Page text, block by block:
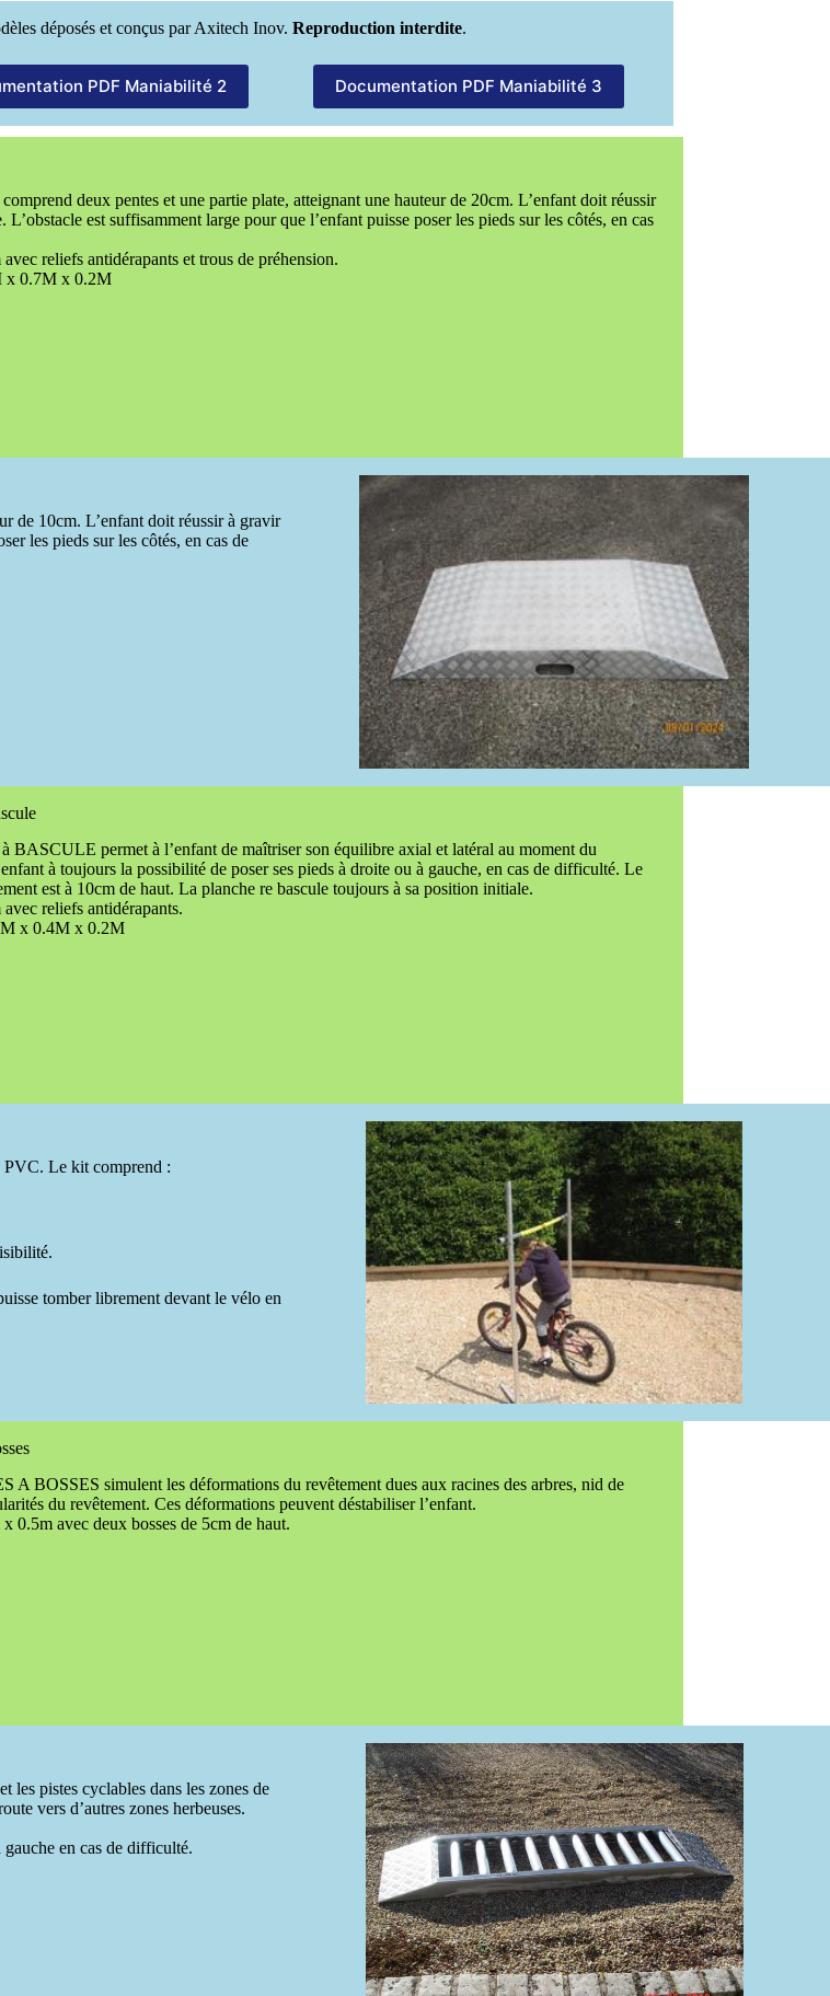
déposés et conçus par Axitech Inov. Reproduction interdite.
PDF Maniabilité 2 Documentation PDF Maniabilité 3
deux pentes et une partie plate, atteignant une hauteur de 20cm. L’enfant doit réussir
L’obstacle est suffisamment large pour que l’enfant puisse poser les pieds sur les côtés, en cas
reliefs antidérapants et trous de préhension.
x 0.7M x 0.2M
de 10cm. L’enfant doit réussir à gravir
les pieds sur les côtés, en cas de
BASCULE permet à l’enfant de maîtriser son équilibre axial et latéral au moment du
à toujours la possibilité de poser ses pieds à droite ou à gauche, en cas de difficulté. Le
est à 10cm de haut. La planche re bascule toujours à sa position initiale.
reliefs antidérapants.
x 0.4M x 0.2M
PVC. Le kit comprend :
tomber librement devant le vélo en
A BOSSES simulent les déformations du revêtement dues aux racines des arbres, nid de
du revêtement. Ces déformations peuvent déstabiliser l’enfant.
0.5m avec deux bosses de 5cm de haut.
pistes cyclables dans les zones de
vers d’autres zones herbeuses.
en cas de difficulté.